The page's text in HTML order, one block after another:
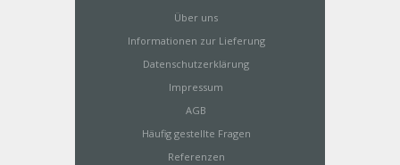
Über uns
Informationen zur Lieferung
Datenschutzerklärung
Impressum
AGB
Häufig gestellte Fragen
Referenzen